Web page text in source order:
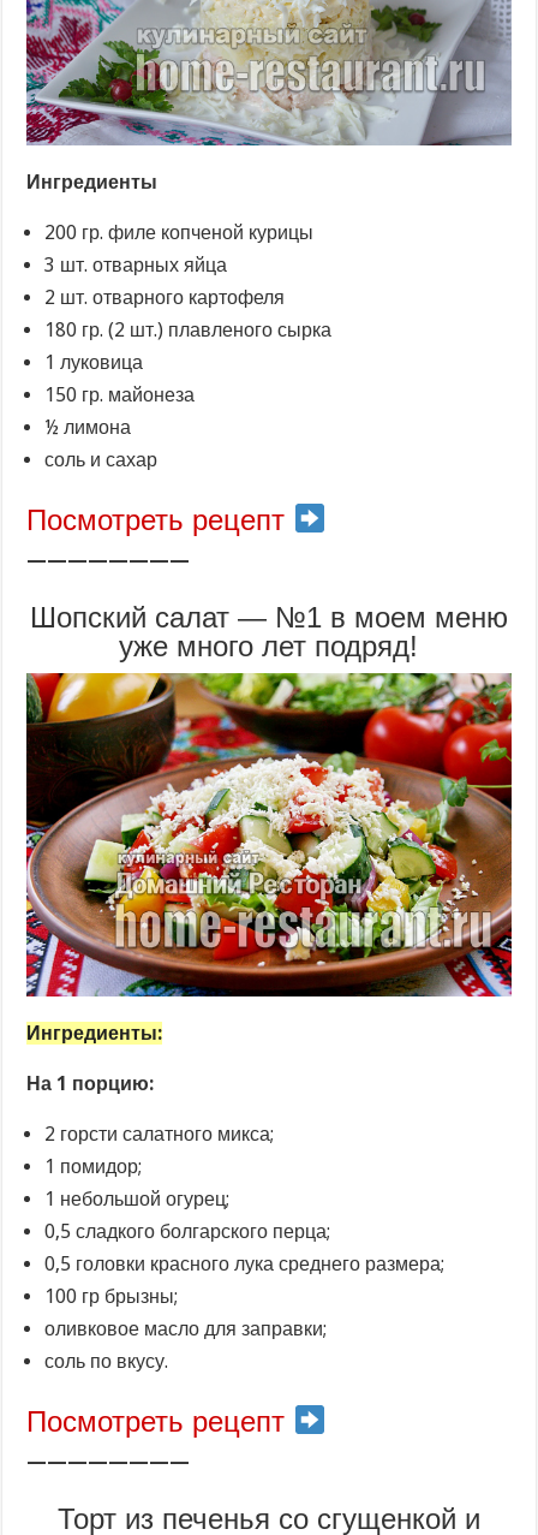
Ингредиенты
200 гр. филе копченой курицы
3 шт. отварных яйца
2 шт. отварного картофеля
180 гр. (2 шт.) плавленого сырка
1 луковица
150 гр. майонеза
½ лимона
соль и сахар
Посмотреть рецепт
————————
Шопский салат — №1 в моем меню
уже много лет подряд!
Ингредиенты:
На 1 порцию:
2 горсти салатного микса;
1 помидор;
1 небольшой огурец;
0,5 сладкого болгарского перца;
0,5 головки красного лука среднего размера;
100 гр брызны;
оливковое масло для заправки;
соль по вкусу.
Посмотреть рецепт
————————
Торт из печенья со сгущенкой и